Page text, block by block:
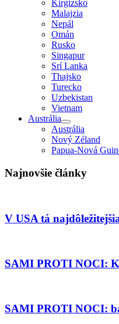
Kirgizsko
Malajzia
Nepál
Omán
Rusko
Singapur
Srí Lanka
Thajsko
Turecko
Uzbekistan
Vietnam
Austrália
Austrália
Nový Zéland
Papua-Nová
Najnovšie články
V USA tá
SAMI PROTI NOCI:
SAMI PROTI NOCI: